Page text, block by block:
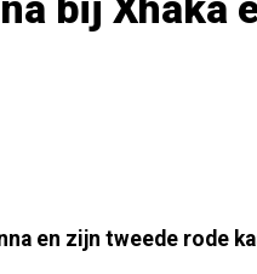
en zijn tweede rode